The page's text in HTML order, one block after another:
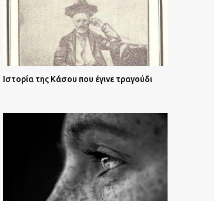
Ιστορία της Κάσου που έγινε τραγούδι